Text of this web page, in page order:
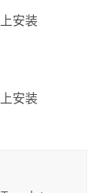
安装
安装